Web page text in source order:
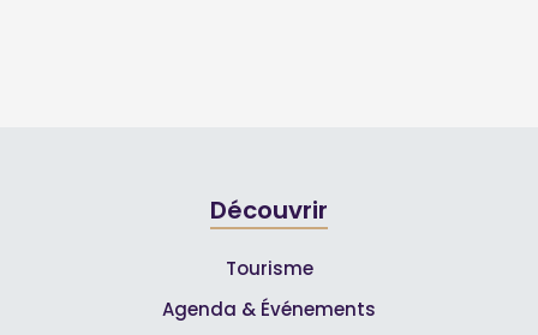
Découvrir
Tourisme
Agenda & Événements